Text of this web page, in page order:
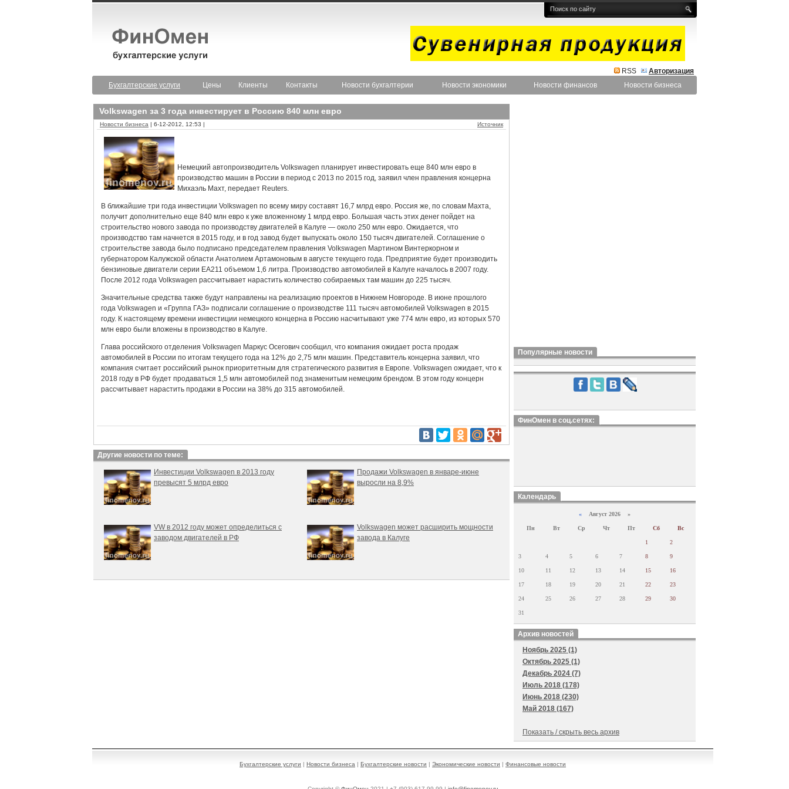
RSS
Авторизация
Бухгалтерские услуги
Цены Клиенты Контакты Новости бухгалтерии Новости экономики Новости финансов Новости бизнеса
Volkswagen за 3 года инвестирует в Россию 840 млн евро
Новости бизнеса | 6-12-2012, 12:53 | Источник
Немецкий автопроизводитель Volkswagen планирует инвестировать еще 840 млн евро в
производство машин в России в период с 2013 по 2015 год, заявил член правления концерна
Михаэль Махт, передает Reuters.
В ближайшие три года инвестиции Volkswagen по всему миру составят 16,7 млрд евро. Россия же, по словам Махта,
получит дополнительно еще 840 млн евро к уже вложенному 1 млрд евро. Большая часть этих денег пойдет на
строительство нового завода по производству двигателей в Калуге — около 250 млн евро. Ожидается, что
производство там начнется в 2015 году, и в год завод будет выпускать около 150 тысяч двигателей. Соглашение о
строительстве завода было подписано председателем правления Volkswagen Мартином Винтеркорном и
губернатором Калужской области Анатолием Артамоновым в августе текущего года. Предприятие будет производить
бензиновые двигатели серии ЕА211 объемом 1,6 литра. Производство автомобилей в Калуге началось в 2007 году.
После 2012 года Volkswagen рассчитывает нарастить количество собираемых там машин до 225 тысяч.
Значительные средства также будут направлены на реализацию проектов в Нижнем Новгороде. В июне прошлого
года Volkswagen и «Группа ГАЗ» подписали соглашение о производстве 111 тысяч автомобилей Volkswagen в 2015
году. К настоящему времени инвестиции немецкого концерна в Россию насчитывают уже 774 млн евро, из которых 570
млн евро были вложены в производство в Калуге.
Глава российского отделения Volkswagen Маркус Осегович сообщил, что компания ожидает роста продаж
автомобилей в России по итогам текущего года на 12% до 2,75 млн машин. Представитель концерна заявил, что
компания считает российский рынок приоритетным для стратегического развития в Европе. Volkswagen ожидает, что к
2018 году в РФ будет продаваться 1,5 млн автомобилей под знаменитым немецким брендом. В этом году концерн
рассчитывает нарастить продажи в России на 38% до 315 автомобилей.
Другие новости по теме:
Инвестиции Volkswagen в 2013 году
превысят 5 млрд евро
Продажи Volkswagen в январе-июне
выросли на 8,9%
VW в 2012 году может определиться с
заводом двигателей в РФ
Volkswagen может расширить мощности
завода в Калуге
Популярные новости
ФинОмен в соц.сетях:
Календарь
« Август 2026 »
Пн Вт Ср Чт Пт Сб Вс
1 2
3 4 5 6 7 8 9
10 11 12 13 14 15 16
17 18 19 20 21 22 23
24 25 26 27 28 29 30
31
Архив новостей
Ноябрь 2025 (1)
Октябрь 2025 (1)
Декабрь 2024 (7)
Июль 2018 (178)
Июнь 2018 (230)
Май 2018 (167)
Показать / скрыть весь архив
Бухгалтерские услуги | Новости бизнеса | Бухгалтерские новости | Экономические новости | Финансовые новости